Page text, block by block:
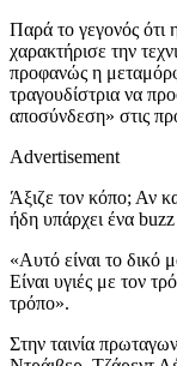
Παρά το γεγονός ότι
χαρακτήρισε την
προφανώς η
τραγουδίστρια να
αποσύνδεση» στις
Advertisement
Άξιζε τον κόπο; Αν
ήδη υπάρχει ένα
«Αυτό είναι το δικό
Είναι υγιές με τον
τρόπο».
Στην ταινία